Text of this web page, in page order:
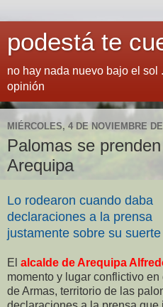
podestá te
no hay nada nuevo bajo el sol
opinión
MIÉRCOLES, 4 DE NOVIEMBRE
Palomas se
Arequipa
Lo rodearon cuando daba
declaraciones a la prensa
justamente sobre su suerte
El alcalde de Arequipa
momento y lugar conflictivo
de Armas, territorio de las